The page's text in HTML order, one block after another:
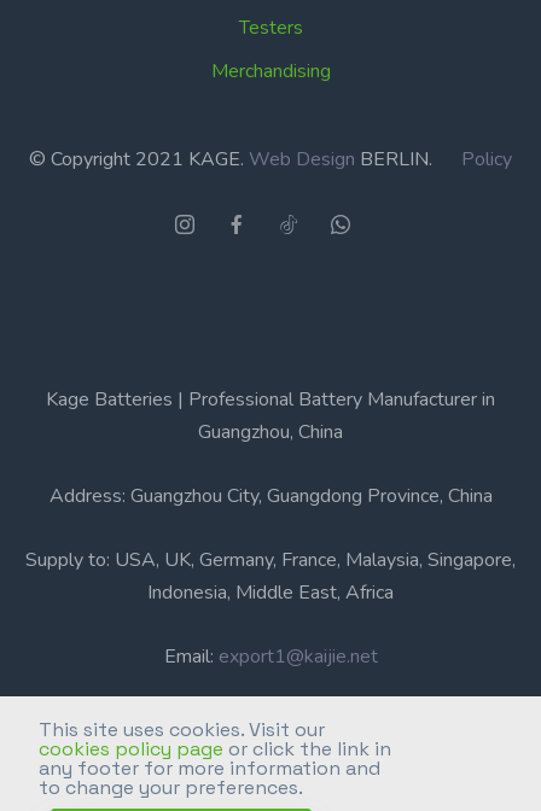
This site uses cookies. Visit our
cookies policy page or click the link in
any footer for more information and
to change your preferences.
Testers
Merchandising
© Copyright 2021 KAGE. Web Design BERLIN. Policy
Kage Batteries | Professional Battery Manufacturer in
Guangzhou, China
Address: Guangzhou City, Guangdong Province, China
Supply to: USA, UK, Germany, France, Malaysia, Singapore,
Indonesia, Middle East, Africa
Email: export1@kaijie.net
Phone: +86-20-6631 3366
Professional Battery Manufacturer in Guangzhou, China.